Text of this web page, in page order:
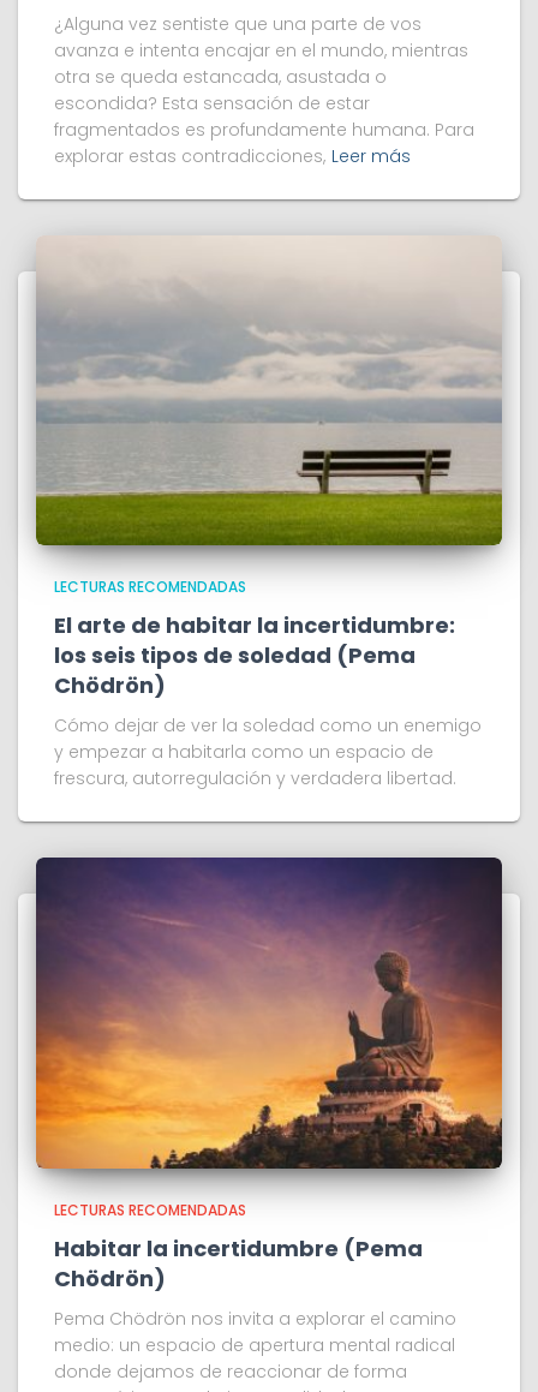
¿Alguna vez sentiste que una parte de vos
avanza e intenta encajar en el mundo, mientras
otra se queda estancada, asustada o
escondida? Esta sensación de estar
fragmentados es profundamente humana. Para
explorar estas contradicciones, Leer más
LECTURAS RECOMENDADAS
El arte de habitar la incertidumbre:
los seis tipos de soledad (Pema
Chödrön)
Cómo dejar de ver la soledad como un enemigo
y empezar a habitarla como un espacio de
frescura, autorregulación y verdadera libertad.
LECTURAS RECOMENDADAS
Habitar la incertidumbre (Pema
Chödrön)
Pema Chödrön nos invita a explorar el camino
medio: un espacio de apertura mental radical
donde dejamos de reaccionar de forma